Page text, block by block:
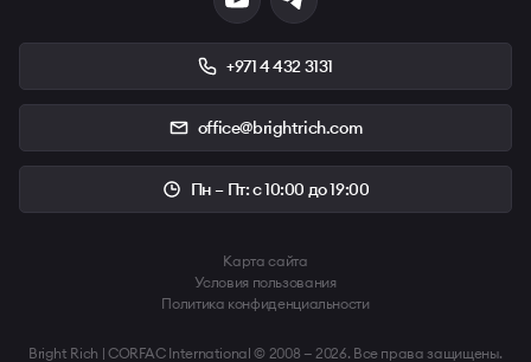
+971 4 432 3131
office@brightrich.com
Пн – Пт: с 10:00 до 19:00
Bright Rich | CORFAC International © 2008 — 2026. Все права защищены.
Карта сайта
Условия пользования
Политика конфиденциальности